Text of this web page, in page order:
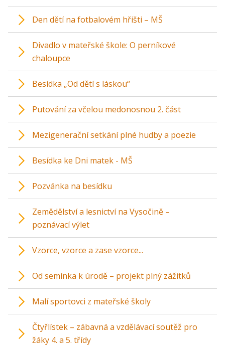
Den dětí na fotbalovém hřišti – MŠ
Divadlo v mateřské škole: O perníkové
chaloupce
Besídka „Od dětí s láskou“
Putování za včelou medonosnou 2. část
Mezigenerační setkání plné hudby a poezie
Besídka ke Dni matek - MŠ
Pozvánka na besídku
Zemědělství a lesnictví na Vysočině –
poznávací výlet
Vzorce, vzorce a zase vzorce...
Od semínka k úrodě – projekt plný zážitků
Malí sportovci z mateřské školy
Čtyřlístek – zábavná a vzdělávací soutěž pro
žáky 4. a 5. třídy